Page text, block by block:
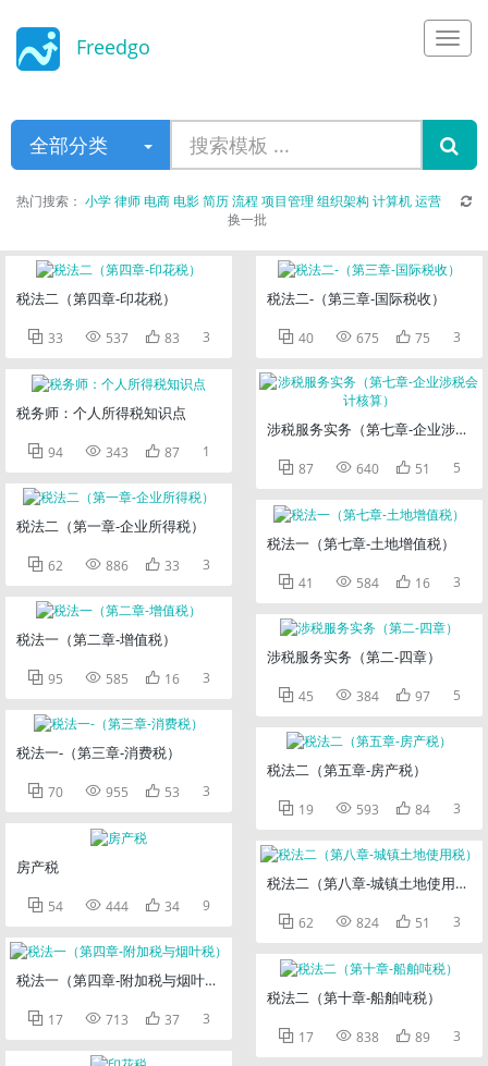
Freedgo
全部分类
热门搜索： 小学律师电商电影简历流程 项目管理 组织架构 计算机运营
换一批
税法二（第四章-印花税）
 33  537  83 3
税务师：个人所得税知识点
 94  343  87 1
税法二（第一章-企业所得税）
 62  886  33 3
税法一（第二章-增值税）
 95  585  16 3
税法一-（第三章-消费税）
 70  955  53 3
房产税
 54  444  34 9
税法一（第四章-附加税与烟叶税）
 17  713  37 3
税法二-（第三章-国际税收）
 40  675  75 3
涉税服务实务（第七章-企业涉税会
 87  640  51 5
税法一（第七章-土地增值税）
 41  584  16 3
涉税服务实务（第二-四章）
 45  384  97 5
税法二（第五章-房产税）
 19  593  84 3
税法二（第八章-城镇土地使用税）
 62  824  51 3
税法二（第十章-船舶吨税）
 17  838  89 3